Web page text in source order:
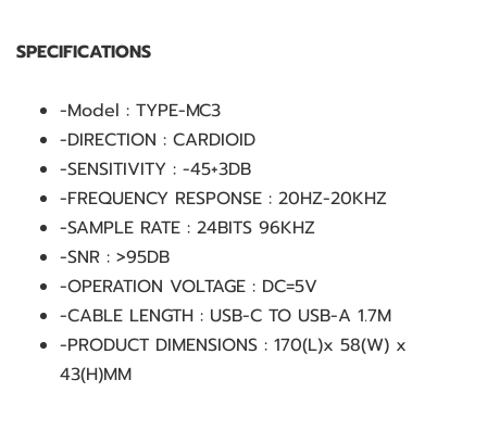
SPECIFICATIONS
-Model : TYPE-MC3
-DIRECTION : CARDIOID
-SENSITIVITY : -45+3DB
-FREQUENCY RESPONSE : 20HZ-20KHZ
-SAMPLE RATE : 24BITS 96KHZ
-SNR : >95DB
-OPERATION VOLTAGE : DC=5V
-CABLE LENGTH : USB-C TO USB-A 1.7M
-PRODUCT DIMENSIONS : 170(L)x 58(W) x
43(H)MM